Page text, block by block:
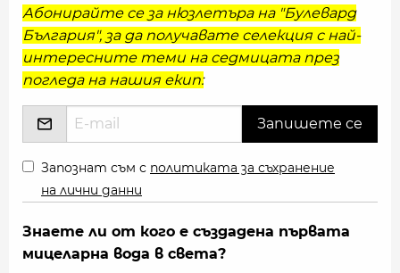
Абонирайте се за нюзлетъра на "Булевард
България", за да получавате селекция с най-
интересните теми на седмицата през
погледа на нашия екип:
Запознат съм с политиката за съхранение
на лични данни
Знаете ли от кого е създадена първата
мицеларна вода в света?